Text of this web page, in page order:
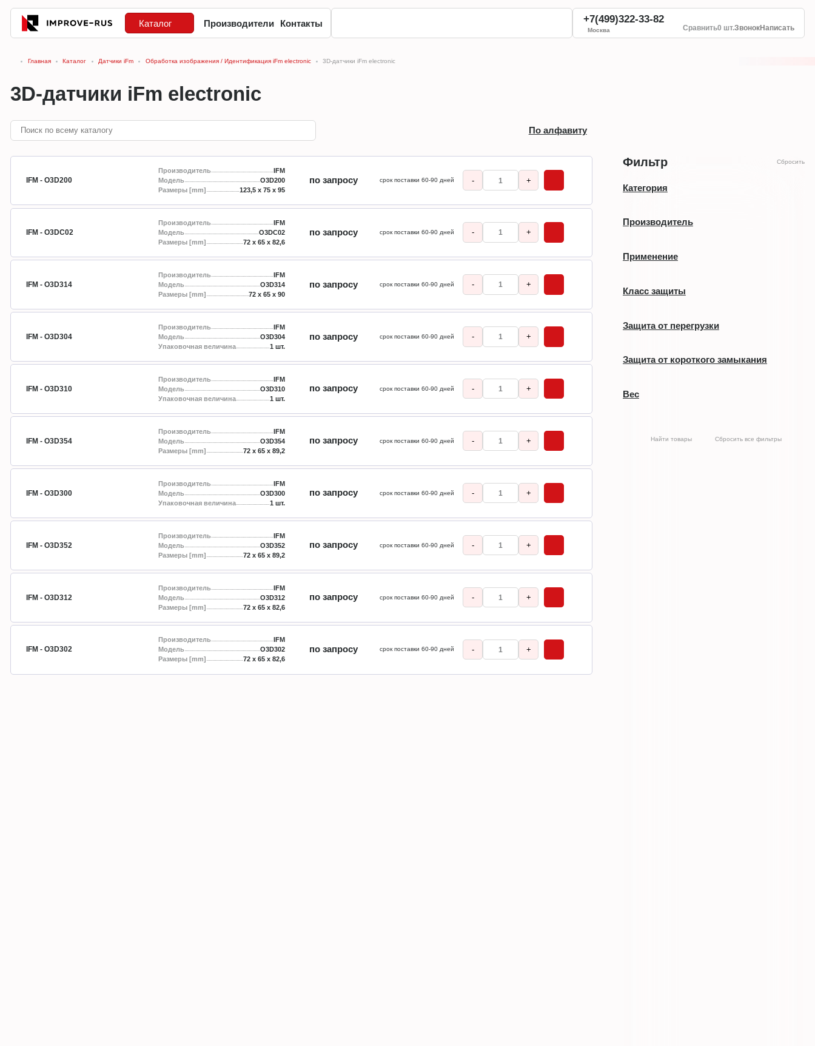
Каталог Производители Контакты +7(499)322-33-82
Москва Сравнить0 шт.ЗвонокНаписать
Главная Каталог Датчики iFm Обработка изображения / Идентификация iFm electronic 3D-датчики iFm electronic
3D-датчики iFm electronic
По алфавиту
IFM - O3D200
Производитель
IFM
Модель
O3D200
Размеры [mm]
123,5 x 75 x 95
по запросу срок поставки 60-90 дней - +
IFM - O3DC02
Производитель
IFM
Модель
O3DC02
Размеры [mm]
72 x 65 x 82,6
по запросу срок поставки 60-90 дней - +
IFM - O3D314
Производитель
IFM
Модель
O3D314
Размеры [mm]
72 x 65 x 90
по запросу срок поставки 60-90 дней - +
IFM - O3D304
Производитель
IFM
Модель
O3D304
Упаковочная величина
1 шт.
по запросу срок поставки 60-90 дней - +
IFM - O3D310
Производитель
IFM
Модель
O3D310
Упаковочная величина
1 шт.
по запросу срок поставки 60-90 дней - +
IFM - O3D354
Производитель
IFM
Модель
O3D354
Размеры [mm]
72 x 65 x 89,2
по запросу срок поставки 60-90 дней - +
IFM - O3D300
Производитель
IFM
Модель
O3D300
Упаковочная величина
1 шт.
по запросу срок поставки 60-90 дней - +
IFM - O3D352
Производитель
IFM
Модель
O3D352
Размеры [mm]
72 x 65 x 89,2
по запросу срок поставки 60-90 дней - +
IFM - O3D312
Производитель
IFM
Модель
O3D312
Размеры [mm]
72 x 65 x 82,6
по запросу срок поставки 60-90 дней - +
IFM - O3D302
Производитель
IFM
Модель
O3D302
Размеры [mm]
72 x 65 x 82,6
по запросу срок поставки 60-90 дней - +
Фильтр Сбросить
Категория
Производитель
Применение
Класс защиты
Защита от перегрузки
Защита от короткого замыкания
Вес
Найти товары Сбросить все фильтры